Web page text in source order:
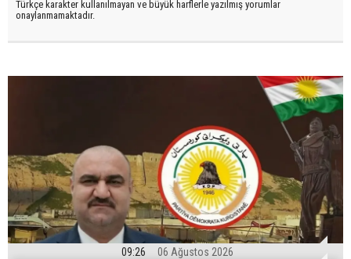
Türkçe karakter kullanılmayan ve büyük harflerle yazılmış yorumlar
onaylanmamaktadır.
09:26 06 Ağustos 2026